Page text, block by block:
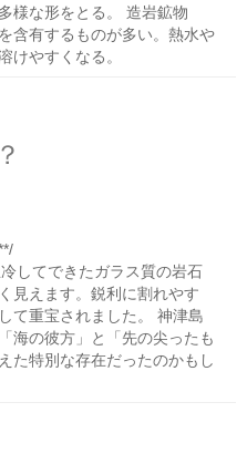
様な形をとる。 造岩鉱物
含有するものが多い。熱水や
けやすくなる。
してできたガラス質の岩石
見えます。鋭利に割れやす
て重宝されました。 神津島
海の彼方」と「先の尖ったも
た特別な存在だったのかもし